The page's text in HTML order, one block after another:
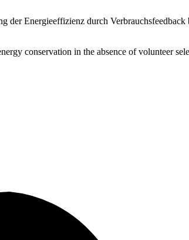
Energieeffizienz durch
conservation in the absence of volunteer